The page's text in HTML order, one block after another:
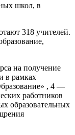
школ, в
318 учителей.
на получение
в рамках
, 4 —
работников
образовательных